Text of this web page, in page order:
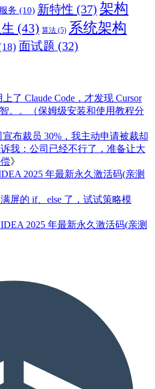
务 (10) 新特性 (37) 架构
(43) 算法 (5) 系统架构
面试题 (32)
上了 Claude Code，才发现 Cursor
。。（保姆级安装和使用教程分
宣布裁员 30%，我主动申请被裁却
我：公司已经不行了，准备让大
》
2025 年最新永久激活码(亲测
屏的 if、else 了，试试策略模
2025 年最新永久激活码(亲测